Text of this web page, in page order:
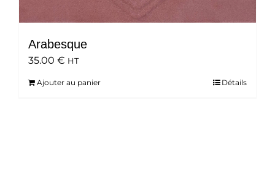
Arabesque
35.00 € HT
Ajouter au panier Détails